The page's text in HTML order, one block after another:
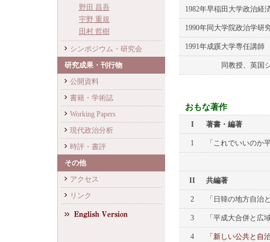
野田 昌吾
宇野 重規
田村 哲樹
シンポジウム・研究会
研究成果・刊行物
公開資料
書籍・学術誌
Working Papers
現代政治分析
時評・書評
その他
アクセス
リンク
1982年早稲田大学政治経
1990年同大学院政治学研
1991年成蹊大学専任講師
同教授、英国シェフ
おもな著作
I 著書・編著
1 「これでいいのか
II 共編著
2 「日韓の地方自治
3 「平成大合併と広
4 「新しい公共と自